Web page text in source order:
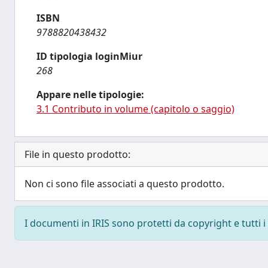
ISBN
9788820438432
ID tipologia loginMiur
268
Appare nelle tipologie:
3.1 Contributo in volume (capitolo o saggio)
File in questo prodotto:
Non ci sono file associati a questo prodotto.
I documenti in IRIS sono protetti da copyright e tutti